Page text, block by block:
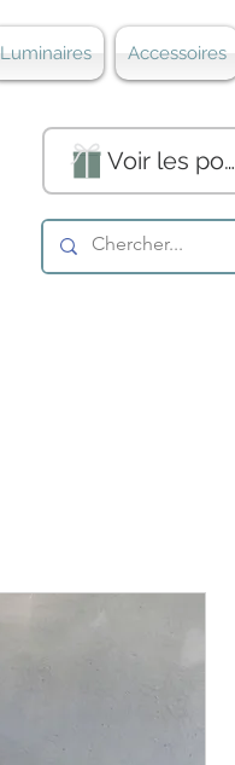
Luminaires Accessoires
Voir les points